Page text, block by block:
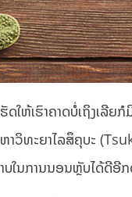
ຫ້ເຮົາຄາດບໍ່ເຖິງເລີຍ
ວິທະຍາໄລສຶຄຸບະ
ບໃນການນອນຫຼັບໄດ້ດີອີ